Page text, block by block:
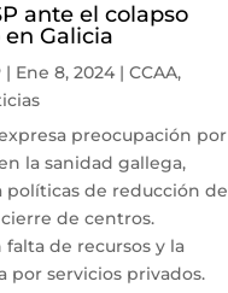
ante el colapso
Galicia
| Ene 8, 2024| CCAA,
expresa preocupación por
la sanidad gallega,
políticas de reducción de
de centros.
de recursos y la
por servicios privados.